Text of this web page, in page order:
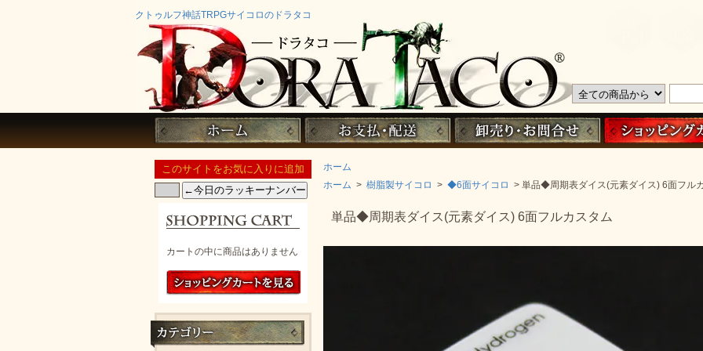
クトゥルフ神話TRPGサイコロのドラタコ
ホーム
ホーム > 樹脂製サイコロ > ◆6面サイコロ > 単品◆周期表ダイス(元素ダイス) 6面フル
単品◆周期表ダイス(元素ダイス) 6面フルカスタム
カートの中に商品はありません